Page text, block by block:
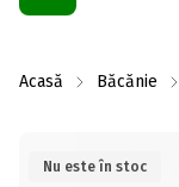
Acasă Băcănie
Nu este în stoc